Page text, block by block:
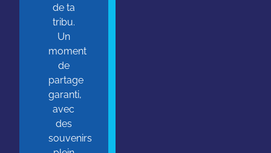
de ta
tribu.
Un
moment
de
partage
garanti,
avec
des
souvenirs